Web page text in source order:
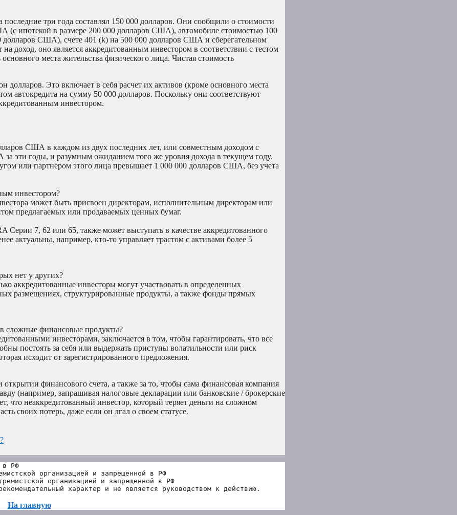
три года составлял 150 000 долларов. Они сообщили о стоимости
(с ипотекой в размере 200 000 долларов США), автомобиле стоимостью 100
США), счете 401 (k) на 500 000 долларов США и сберегательном
доход, оно является аккредитованным инвестором в соответствии с тестом
места жительства физического лица. Чистая стоимость
долларов. Это включает в себя расчет их активов (кроме основного места
автокредита на сумму 50 000 долларов. Поскольку они соответствуют
инвестором.
США в каждом из двух последних лет, или совместным доходом с
эти годы, и разумным ожиданием того же уровня дохода в текущем году.
или партнером этого лица превышает 1 000 000 долларов США, без учета
инвестором?
может быть присвоен директорам, исполнительным директорам или
предлагаемых или продаваемых ценных бумаг.
7, 62 или 65, также может выступать в качестве аккредитованного
актуальны, например, кто-то управляет трастом с активами более 5
нет у других?
аккредитованные инвесторы могут участвовать в определенных
размещениях, структурированные продукты, а также фонды прямых
сложные финансовые продукты?
инвесторами, заключается в том, чтобы гарантировать, что все
постоять за себя или выдержать приступы волатильности или риск
исходит от зарегистрированного предложения.
открытии финансового счета, а также за то, чтобы сама финансовая компания
(например, запрашивая налоговые декларации или банковские / брокерские
что неаккредитованный инвестор, который теряет деньги на сложном
своих потерь, даже если он лгал о своем статусе.
в РФ
организацией и запрещенной в РФ
организацией и запрещенной в РФ
характер и не является руководством к действию.
На главную